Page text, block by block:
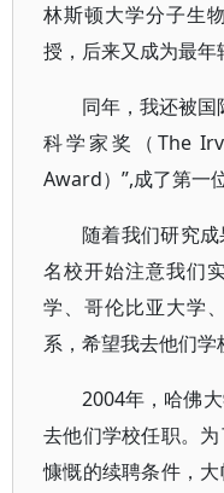
林斯顿大学分子生
授，后来又成为最年
同年，我还被国
科学家奖（The
Award）”,成了第一
随着我们研究
名校开始注意我们
学、哥伦比亚大学
系，希望我去他们学
2004年，哈佛
去他们学校任职。
慷慨的续聘条件，